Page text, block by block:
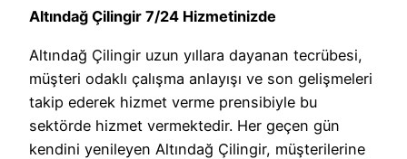
Altındağ Çilingir 7/24 Hizmetinizde
Altındağ Çilingir uzun yıllara dayanan tecrübesi,
müşteri odaklı çalışma anlayışı ve son gelişmeleri
takip ederek hizmet verme prensibiyle bu
sektörde hizmet vermektedir. Her geçen gün
kendini yenileyen Altındağ Çilingir, müşterilerine